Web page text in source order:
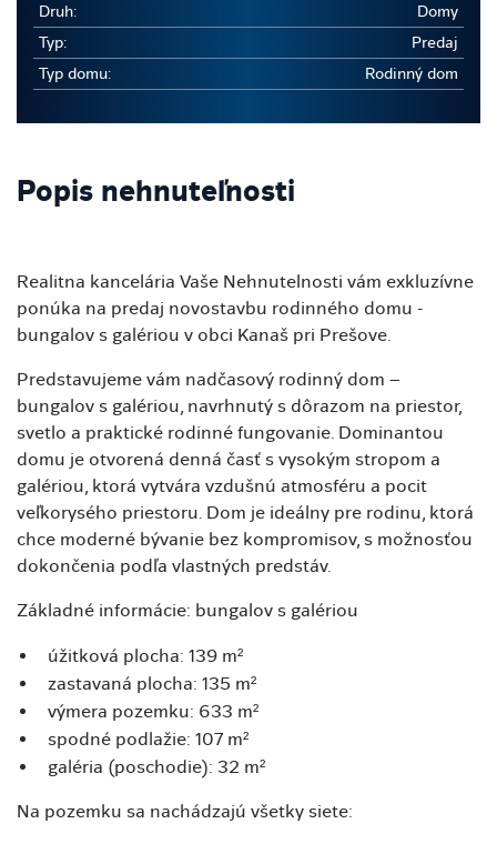
Druh:
Domy
Typ:
Predaj
Typ domu:
Rodinný dom
Popis nehnuteľnosti
Realitna kancelária Vaše Nehnutelnosti vám exkluzívne
ponúka na predaj novostavbu rodinného domu -
bungalov s galériou v obci Kanaš pri Prešove.
Predstavujeme vám nadčasový rodinný dom –
bungalov s galériou, navrhnutý s dôrazom na priestor,
svetlo a praktické rodinné fungovanie. Dominantou
domu je otvorená denná časť s vysokým stropom a
galériou, ktorá vytvára vzdušnú atmosféru a pocit
veľkorysého priestoru. Dom je ideálny pre rodinu, ktorá
chce moderné bývanie bez kompromisov, s možnosťou
dokončenia podľa vlastných predstáv.
Základné informácie: bungalov s galériou
úžitková plocha: 139 m²
zastavaná plocha: 135 m²
výmera pozemku: 633 m²
spodné podlažie: 107 m²
galéria (poschodie): 32 m²
Na pozemku sa nachádzajú všetky siete: